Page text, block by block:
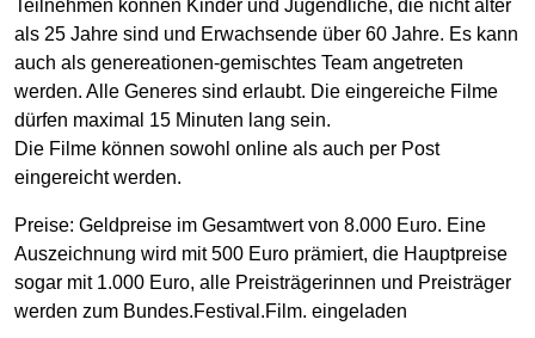
Teilnehmen können Kinder und Jugendliche, die nicht älter
als 25 Jahre sind und Erwachsende über 60 Jahre. Es kann
auch als genereationen-gemischtes Team angetreten
werden. Alle Generes sind erlaubt. Die eingereiche Filme
dürfen maximal 15 Minuten lang sein.
Die Filme können sowohl online als auch per Post
eingereicht werden.
Preise: Geldpreise im Gesamtwert von 8.000 Euro. Eine
Auszeichnung wird mit 500 Euro prämiert, die Hauptpreise
sogar mit 1.000 Euro, alle Preisträgerinnen und Preisträger
werden zum Bundes.Festival.Film. eingeladen